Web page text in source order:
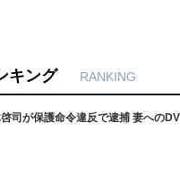
キング RANKING
司が保護命令違反で逮捕 妻への